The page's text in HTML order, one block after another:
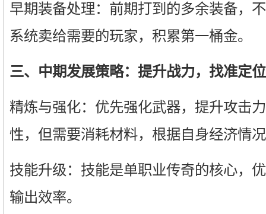
早期装备处理：前期打到的多余装备，
系统卖给需要的玩家，积累第一桶金。
三、中期发展策略：提升战力，找准定位
精炼与强化：优先强化武器，提升攻击
性，但需要消耗材料，根据自身经济情
技能升级：技能是单职业传奇的核心，
输出效率。